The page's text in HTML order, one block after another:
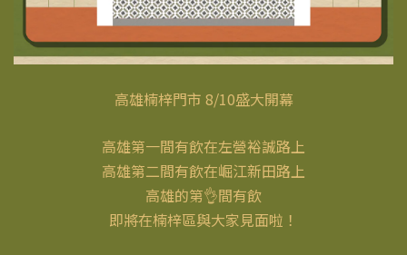
高雄楠梓門市 8/10盛大開幕
高雄第一間有飲在左營裕誠路上
高雄第二間有飲在崛江新田路上
高雄的第👌間有飲
即將在楠梓區與大家見面啦！